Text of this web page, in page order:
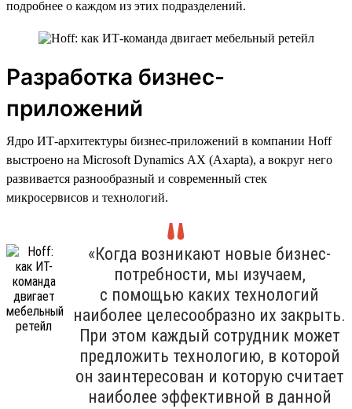
подробнее о каждом из этих подразделений.
Разработка бизнес-
приложений
Ядро ИТ-архитектуры бизнес-приложений в компании Hoff
выстроено на Microsoft Dynamics AX (Axapta), а вокруг него
развивается разнообразный и современный стек
микросервисов и технологий.
«Когда возникают новые бизнес-
потребности, мы изучаем,
с помощью каких технологий
наиболее целесообразно их закрыть.
При этом каждый сотрудник может
предложить технологию, в которой
он заинтересован и которую считает
наиболее эффективной в данной